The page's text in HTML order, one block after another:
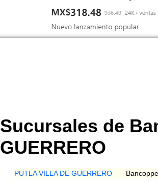
Sucursales de
GUERRERO
PUTLA VILLA DE GUERRERO